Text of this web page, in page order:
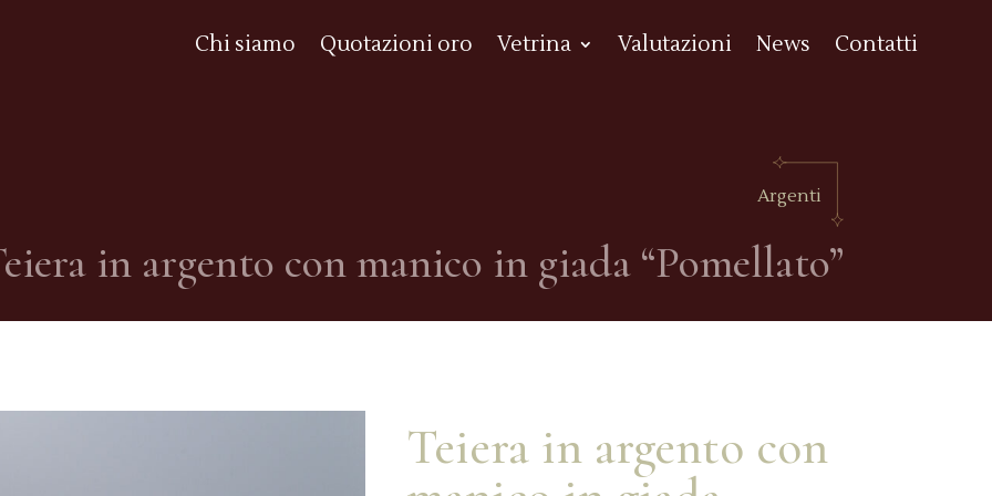
Chi siamo Quotazioni oro Vetrina Valutazioni News Contatti
Argenti
in argento con manico in giada “Pomellato”
Teiera in argento con